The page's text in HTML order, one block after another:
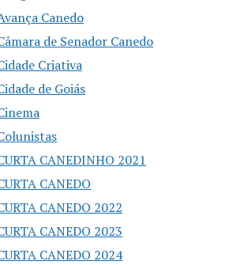
Canedo
de Senador Canedo
Criativa
de Goiás
CANEDINHO 2021
CANEDO
CANEDO 2022
CANEDO 2023
CANEDO 2024